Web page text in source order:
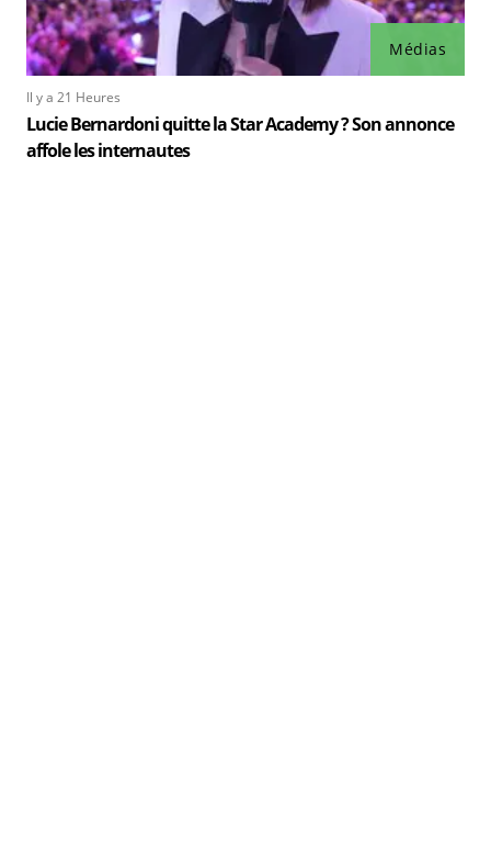
Médias
Il y a 21 Heures
Lucie Bernardoni quitte la Star Academy ? Son annonce
affole les internautes